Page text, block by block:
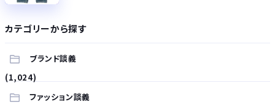
カテゴリーから探す
ブランド談義
(1,024)
ファッション談義